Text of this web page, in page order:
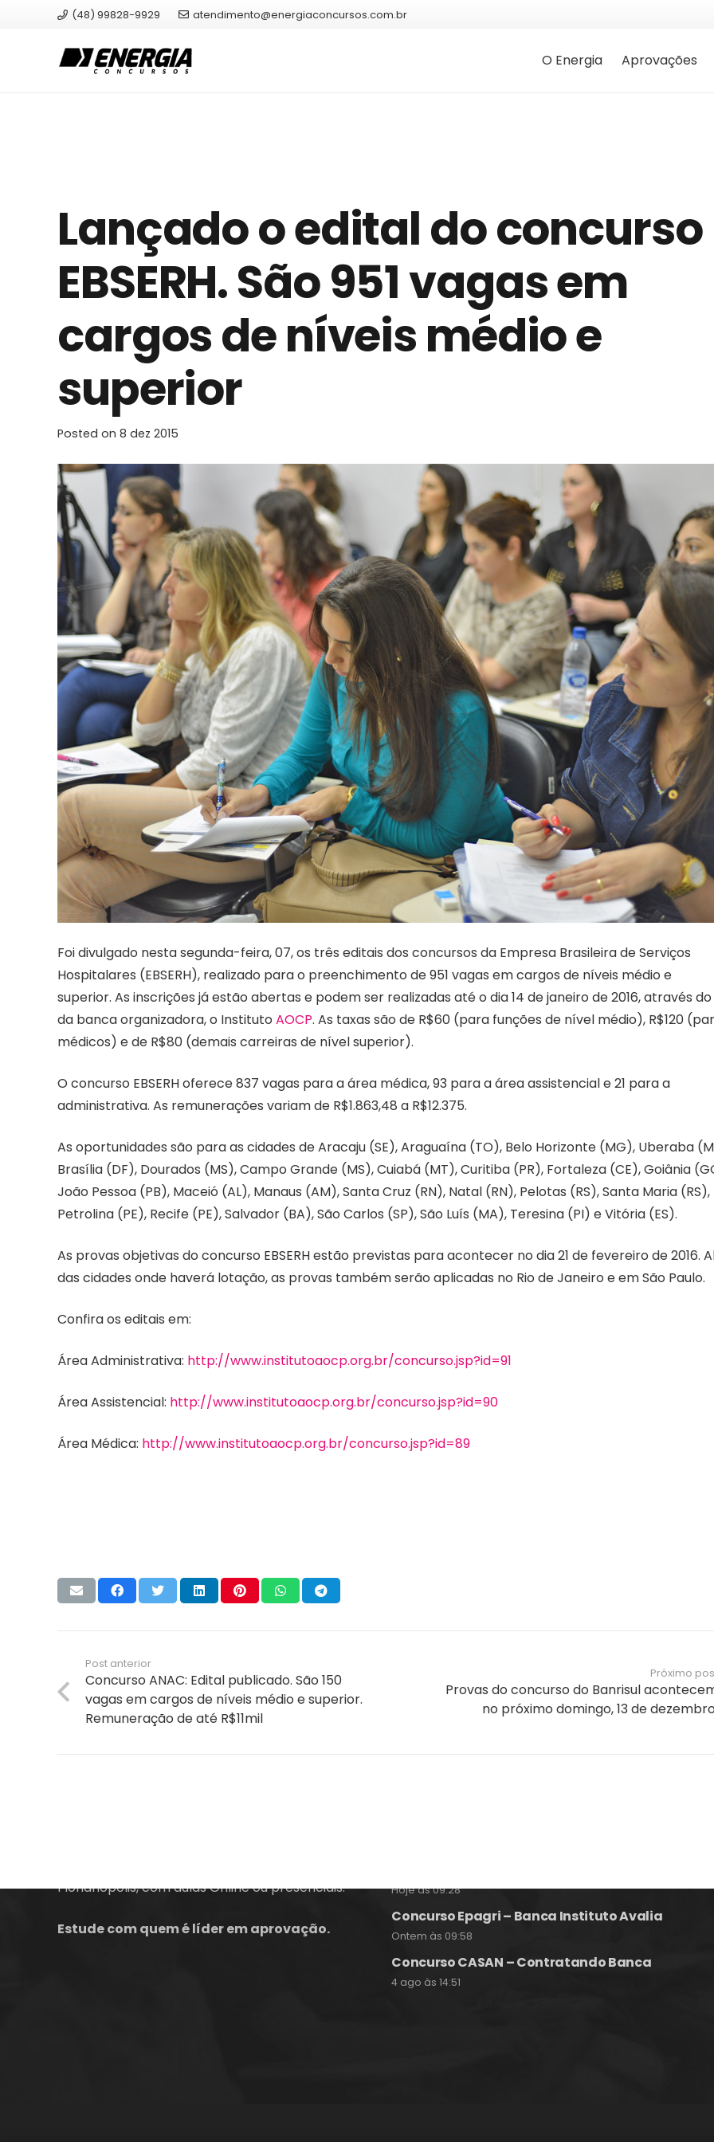
(48) 99828-9929 atendimento@energiaconcursos.com.br
O Energia Aprovações
Lançado o edital do concurso
EBSERH. São 951 vagas em
cargos de níveis médio e
superior
Posted on 8 dez 2015
Foi divulgado nesta segunda-feira, 07, os três editais dos concursos da Empresa Brasileira de Serviços
Hospitalares (EBSERH), realizado para o preenchimento de 951 vagas em cargos de níveis médio e
superior. As inscrições já estão abertas e podem ser realizadas até o dia 14 de janeiro de 2016, através
da banca organizadora, o Instituto AOCP. As taxas são de R$60 (para funções de nível médio), R$120
médicos) e de R$80 (demais carreiras de nível superior).
O concurso EBSERH oferece 837 vagas para a área médica, 93 para a área assistencial e 21 para a
administrativa. As remunerações variam de R$1.863,48 a R$12.375.
As oportunidades são para as cidades de Aracaju (SE), Araguaína (TO), Belo Horizonte (MG), Uberaba
Brasília (DF), Dourados (MS), Campo Grande (MS), Cuiabá (MT), Curitiba (PR), Fortaleza (CE), Goiânia
João Pessoa (PB), Maceió (AL), Manaus (AM), Santa Cruz (RN), Natal (RN), Pelotas (RS), Santa Maria (RS),
Petrolina (PE), Recife (PE), Salvador (BA), São Carlos (SP), São Luís (MA), Teresina (PI) e Vitória (ES).
As provas objetivas do concurso EBSERH estão previstas para acontecer no dia 21 de fevereiro de 2016.
das cidades onde haverá lotação, as provas também serão aplicadas no Rio de Janeiro e em São Paulo.
Confira os editais em:
Área Administrativa: http://www.institutoaocp.org.br/concurso.jsp?id=91
Área Assistencial: http://www.institutoaocp.org.br/concurso.jsp?id=90
Área Médica: http://www.institutoaocp.org.br/concurso.jsp?id=89
Post anterior
Concurso ANAC: Edital publicado. São 150
vagas em cargos de níveis médio e superior.
Remuneração de até R$11mil
Próximo
Provas do concurso do Banrisul
no próximo domingo, 13 de
Florianópolis, com aulas Online ou presenciais.
Estude com quem é líder em aprovação.
Hoje às 09:28
Concurso Epagri – Banca Instituto Avalia
Ontem às 09:58
Concurso CASAN – Contratando Banca
4 ago às 14:51